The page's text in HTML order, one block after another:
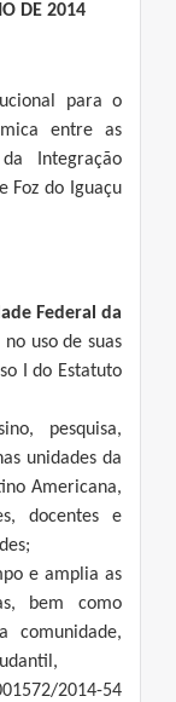
DE 2014
para o
entre as
Integração
Foz do Iguaçu
Federal da
no uso de suas
I do Estatuto
pesquisa,
unidades da
Americana,
docentes e
e amplia as
bem como
comunidade,
2014-54